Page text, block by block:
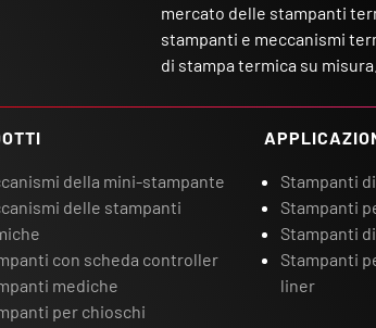
mercato delle stampanti
stampanti e meccanismi
di stampa termica su misura.
della mini-stampante
delle stampanti
con scheda controller
mediche
per chioschi
Stampanti
Stampanti
Stampanti
Stampanti
liner